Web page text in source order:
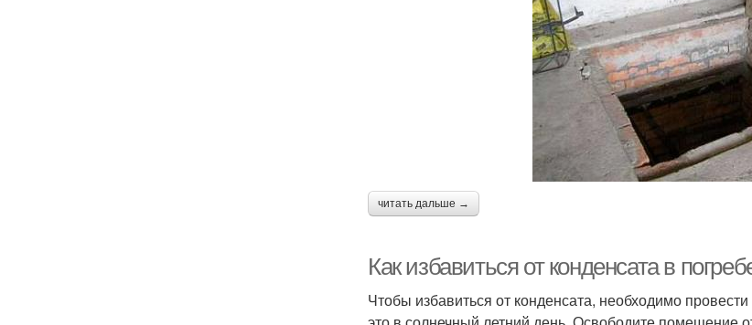
читать дальше →
Как избавиться от конденсата в
Чтобы избавиться от конденсата, необходимо